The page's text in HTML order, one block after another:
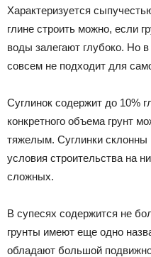
Характеризуется
глине строить можно, если
воды залегают глубоко. Но
совсем не подходит для
Суглинок содержит до 10%
конкретного объема грунт
тяжелым. Суглинки склонны
условия строительства на
сложных.
В супесях содержится не
грунты имеют еще одно
обладают большой